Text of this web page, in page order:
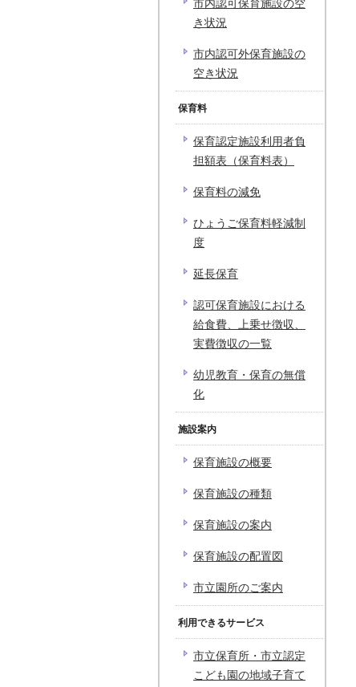
市内認可保育施設の空
き状況
市内認可外保育施設の
空き状況
保育料
保育認定施設利用者負
担額表（保育料表）
保育料の減免
ひょうご保育料軽減制
度
延長保育
認可保育施設における
給食費、上乗せ徴収、
実費徴収の一覧
幼児教育・保育の無償
化
施設案内
保育施設の概要
保育施設の種類
保育施設の案内
保育施設の配置図
市立園所のご案内
利用できるサービス
市立保育所・市立認定
こども園の地域子育て